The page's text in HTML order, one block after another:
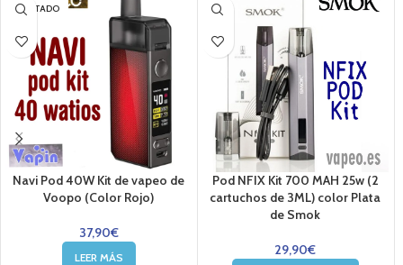
AGOTADO
Navi Pod 40W Kit de vapeo de
Voopo (Color Rojo)
37,90€
LEER MÁS
Pod NFIX Kit 700 MAH 25w (2
cartuchos de 3ML) color Plata
de Smok
29,90€